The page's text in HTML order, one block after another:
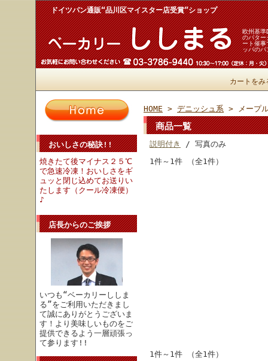
ドイツパン通販“品川区マイスター店受賞”ショップ
欧州基準
のバター
ート催事
ッパのパ
カートをみ
おいしさの秘訣!!
焼きたて後マイナス２５℃
で急速冷凍！おいしさをギ
ュッと閉じ込めてお送りい
たします（クール冷凍便）
♪
店長からのご挨拶
いつも“ベーカリーししま
る”をご利用いただきまし
て誠にありがとうございま
す！より美味しいものをご
提供できるよう一層頑張っ
て参ります!!
HOME > デニッシュ系 > メープ
商品一覧
説明付き
/ 写真のみ
1件～1件 （全1件）
1件～1件 （全1件）